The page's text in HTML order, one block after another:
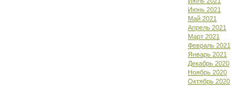
Июнь 2021
Май 2021
Апрель 2021
Март 2021
Февраль 2021
Январь 2021
Декабрь 2020
Ноябрь 2020
Октябрь 2020